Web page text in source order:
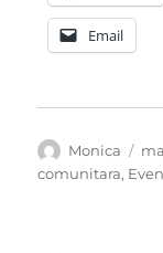
Email
Autor
Monica
pe
comunitara,